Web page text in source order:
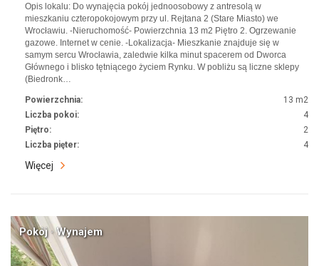
Opis lokalu: Do wynajęcia pokój jednoosobowy z antresolą w
mieszkaniu czteropokojowym przy ul. Rejtana 2 (Stare Miasto) we
Wrocławiu. -Nieruchomość- Powierzchnia 13 m2 Piętro 2. Ogrzewanie
gazowe. Internet w cenie. -Lokalizacja- Mieszkanie znajduje się w
samym sercu Wrocławia, zaledwie kilka minut spacerem od Dworca
Głównego i blisko tętniącego życiem Rynku. W pobliżu są liczne sklepy
(Biedronk…
Powierzchnia:
13 m2
Liczba pokoi:
4
Piętro:
2
Liczba pięter:
4
Więcej
Pokój · Wynajem